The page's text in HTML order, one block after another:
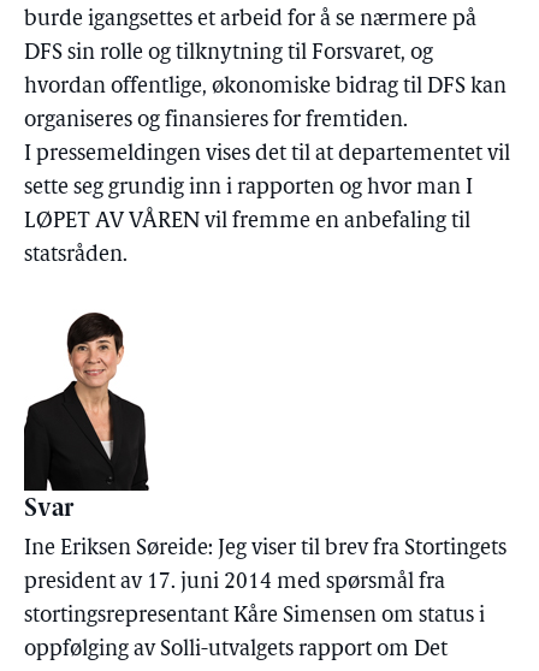
burde igangsettes et arbeid for å se nærmere på
DFS sin rolle og tilknytning til Forsvaret, og
hvordan offentlige, økonomiske bidrag til DFS kan
organiseres og finansieres for fremtiden.
I pressemeldingen vises det til at departementet vil
sette seg grundig inn i rapporten og hvor man I
LØPET AV VÅREN vil fremme en anbefaling til
statsråden.
Svar
Ine Eriksen Søreide: Jeg viser til brev fra Stortingets
president av 17. juni 2014 med spørsmål fra
stortingsrepresentant Kåre Simensen om status i
oppfølging av Solli-utvalgets rapport om Det